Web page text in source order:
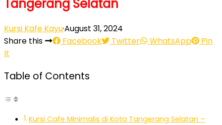
Tangerang Selatan
Kursi Kafe Kayu·August 31, 2024
Share this
Facebook Twitter WhatsApp
Pin
It
Table of Contents
Kursi Cafe Minimalis di Kota Tangerang Selatan –